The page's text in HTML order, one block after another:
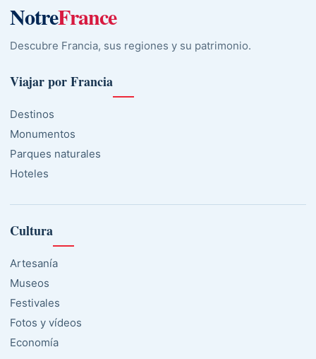
NotreFrance
Descubre Francia, sus regiones y su patrimonio.
Viajar por Francia
Destinos
Monumentos
Parques naturales
Hoteles
Cultura
Artesanía
Museos
Festivales
Fotos y vídeos
Economía